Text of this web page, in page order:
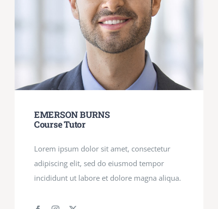
EMERSON BURNS
Course Tutor
Lorem ipsum dolor sit amet, consectetur
adipiscing elit, sed do eiusmod tempor
incididunt ut labore et dolore magna aliqua.